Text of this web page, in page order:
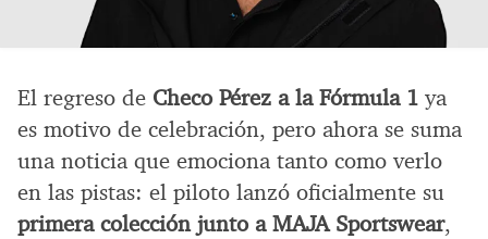
El regreso de Checo Pérez a la Fórmula 1 ya
es motivo de celebración, pero ahora se suma
una noticia que emociona tanto como verlo
en las pistas: el piloto lanzó oficialmente su
primera colección junto a MAJA Sportswear,